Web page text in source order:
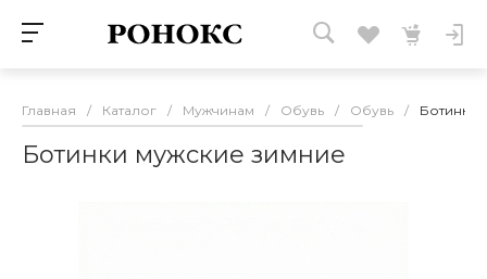
Главная / Каталог / Мужчинам / Обувь / Обувь / Ботинки
Ботинки мужские зимние